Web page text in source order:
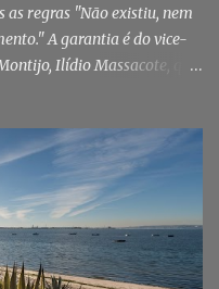
as regras "Não existiu, nem
A garantia é do vice-
Ilídio Massacote, que
todas as exigências
depois de três
Município responde às
A Câmara Municipal
dúvidas levantadas em
futuro Centro Escolar de